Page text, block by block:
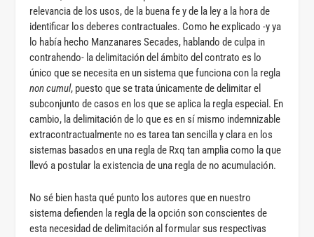
relevancia de los usos, de la buena fe y de la ley a la hora de
identificar los deberes contractuales. Como he explicado -y ya
lo había hecho Manzanares Secades, hablando de culpa in
contrahendo- la delimitación del ámbito del contrato es lo
único que se necesita en un sistema que funciona con la regla
non cumul, puesto que se trata únicamente de delimitar el
subconjunto de casos en los que se aplica la regla especial. En
cambio, la delimitación de lo que es en sí mismo indemnizable
extracontractualmente no es tarea tan sencilla y clara en los
sistemas basados en una regla de Rxq tan amplia como la que
llevó a postular la existencia de una regla de no acumulación.
No sé bien hasta qué punto los autores que en nuestro
sistema defienden la regla de la opción son conscientes de
esta necesidad de delimitación al formular sus respectivas